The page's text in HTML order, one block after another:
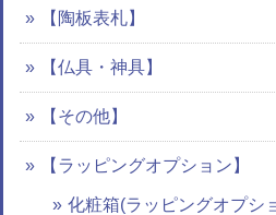
【陶板表札】
【仏具・神具】
【その他】
【ラッピングオプション】
化粧箱(ラッピングオプシ